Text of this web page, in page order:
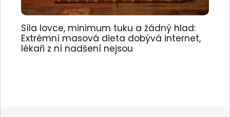
Síla lovce, minimum tuku a žádný hlad:
Extrémní masová dieta dobývá internet,
lékaři z ní nadšení nejsou